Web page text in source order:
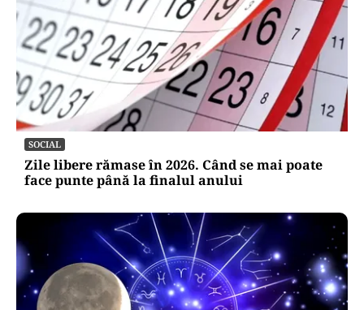
SOCIAL
Zile libere rămase în 2026. Când se mai poate
face punte până la finalul anului